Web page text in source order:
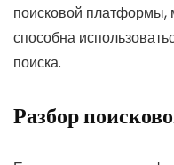
поисковой платформы,
способна
поиска.
Разбор